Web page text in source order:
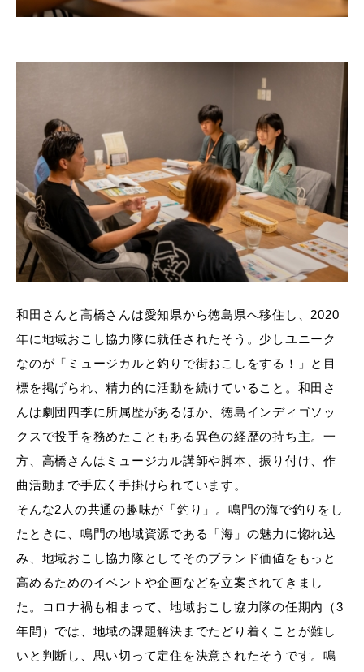
和田さんと高橋さんは愛知県から徳島県へ移住し、2020
年に地域おこし協力隊に就任されたそう。少しユニーク
なのが「ミュージカルと釣りで街おこしをする！」と目
標を掲げられ、精力的に活動を続けていること。和田さ
んは劇団四季に所属歴があるほか、徳島インディゴソッ
クスで投手を務めたこともある異色の経歴の持ち主。一
方、高橋さんはミュージカル講師や脚本、振り付け、作
曲活動まで手広く手掛けられています。
そんな2人の共通の趣味が「釣り」。鳴門の海で釣りをし
たときに、鳴門の地域資源である「海」の魅力に惚れ込
み、地域おこし協力隊としてそのブランド価値をもっと
高めるためのイベントや企画などを立案されてきまし
た。コロナ禍も相まって、地域おこし協力隊の任期内（3
年間）では、地域の課題解決までたどり着くことが難し
いと判断し、思い切って定住を決意されたそうです。鳴